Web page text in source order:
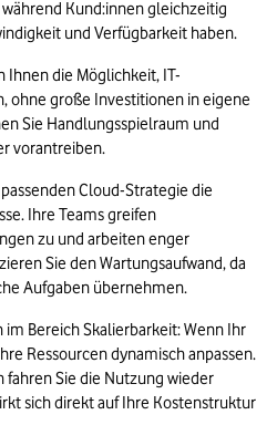
Kund:innen gleichzeitig
und Verfügbarkeit haben.
die Möglichkeit, IT-
ohne große Investitionen in eigene
Sie Handlungsspielraum und
vorantreiben.
Cloud-Strategie die
Ihre Teams greifen
zu und arbeiten enger
Aufgaben übernehmen.
Bereich Skalierbarkeit: Wenn Ihr
Ressourcen dynamisch anpassen.
Sie die Nutzung wieder
sich direkt auf Ihre Kostenstruktur